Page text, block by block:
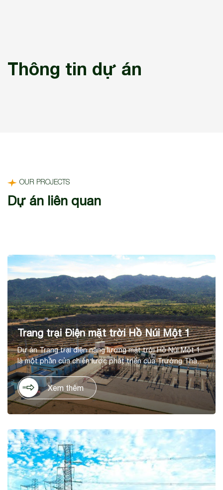
Thông tin dự án
OUR PROJECTS
Dự án liên quan
Trang trại Điện mặt trời Hồ Núi Một 1
Dự án Trang trại điện năng lượng mặt trời Hồ Núi Một 1
là một phần của chiến lược phát triển của Trường Thành
trong lĩnh vực năng lượng tái tạo, tại huyện Thuận Nam,
tỉnh Ninh Thuận. Dự án có tổng mức đầu tư là 1.036 tỷ
đồng, trên diện tích 60ha, với công suất thiết kế 50 MWp,
cho sản lượng điện dự kiến hằng năm 90 KWh/năm.
Xem thêm